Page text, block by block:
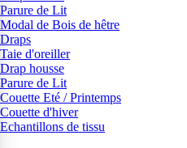
Parure de Lit
Modal de Bois de hêtre
Draps
Taie d'oreiller
Drap housse
Parure de Lit
Couette Eté / Printemps
Couette d'hiver
Echantillons de tissu